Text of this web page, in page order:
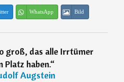
WhatsApp Bild
groß, das alle Irrtümer
Platz haben.“
Augstein